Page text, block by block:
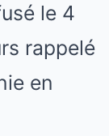
le 4
rappelé
en